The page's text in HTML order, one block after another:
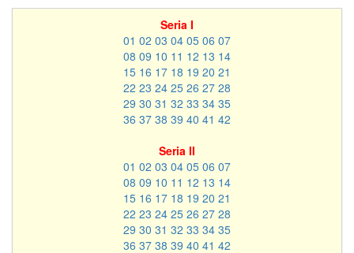
Seria I
01 02 03 04 05 06 07
08 09 10 11 12 13 14
15 16 17 18 19 20 21
22 23 24 25 26 27 28
29 30 31 32 33 34 35
36 37 38 39 40 41 42
Seria II
01 02 03 04 05 06 07
08 09 10 11 12 13 14
15 16 17 18 19 20 21
22 23 24 25 26 27 28
29 30 31 32 33 34 35
36 37 38 39 40 41 42